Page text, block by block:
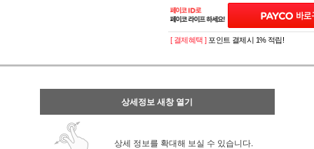
[ 결제혜택 ] 포인트 결제시 1% 적립!
상세정보 새창 열기
상세 정보를 확대해 보실 수 있습니다.